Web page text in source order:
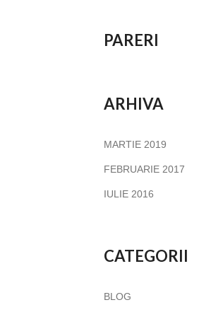
PARERI
ARHIVA
MARTIE 2019
FEBRUARIE 2017
IULIE 2016
CATEGORII
BLOG